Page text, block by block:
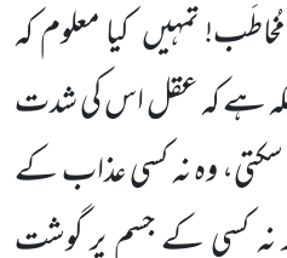
تمہیںکیا معلوم کہ
ہے کہ عقل اس کی شدت
سکتی، وہ نہ کسی عذاب کے
نہ کسی کے جسم پر گوشت